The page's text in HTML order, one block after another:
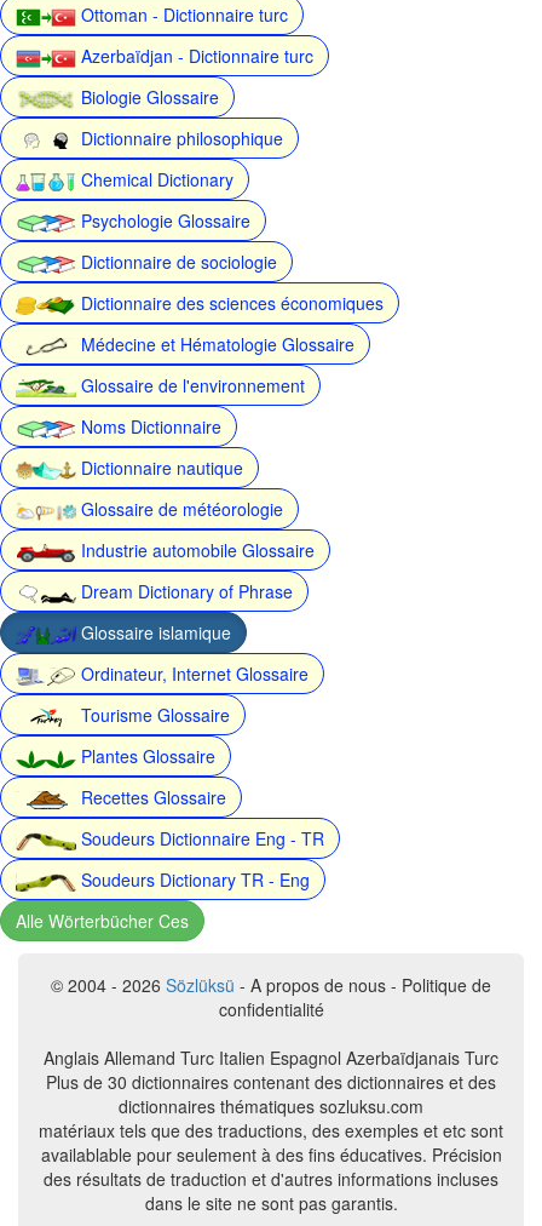
Ottoman - Dictionnaire turc
Azerbaïdjan - Dictionnaire turc
Biologie Glossaire
Dictionnaire philosophique
Chemical Dictionary
Psychologie Glossaire
Dictionnaire de sociologie
Dictionnaire des sciences économiques
Médecine et Hématologie Glossaire
Glossaire de l'environnement
Noms Dictionnaire
Dictionnaire nautique
Glossaire de météorologie
Industrie automobile Glossaire
Dream Dictionary of Phrase
Glossaire islamique
Ordinateur, Internet Glossaire
Tourisme Glossaire
Plantes Glossaire
Recettes Glossaire
Soudeurs Dictionnaire Eng - TR
Soudeurs Dictionary TR - Eng
Alle Wörterbücher Ces
© 2004 - 2026 Sözlüksü - A propos de nous - Politique de
confidentialité
Anglais Allemand Turc Italien Espagnol Azerbaïdjanais Turc
Plus de 30 dictionnaires contenant des dictionnaires et des
dictionnaires thématiques sozluksu.com
matériaux tels que des traductions, des exemples et etc sont
availablable pour seulement à des fins éducatives. Précision
des résultats de traduction et d'autres informations incluses
dans le site ne sont pas garantis.